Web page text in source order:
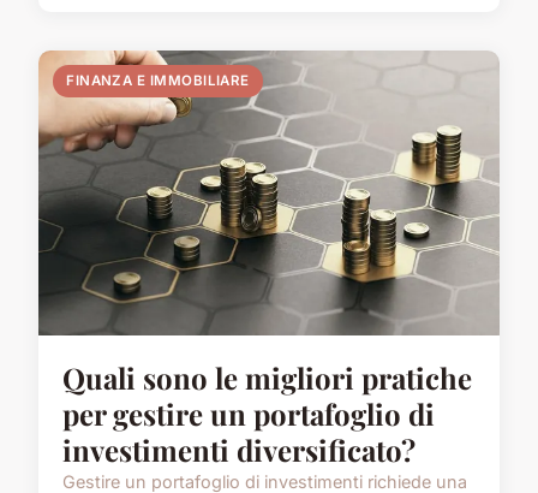
FINANZA E IMMOBILIARE
Quali sono le migliori pratiche
per gestire un portafoglio di
investimenti diversificato?
Gestire un portafoglio di investimenti richiede una